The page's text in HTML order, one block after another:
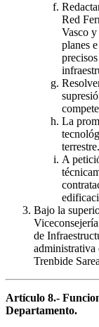
Red
Vasco
planes
La
terrestre.
A
Bajo la
de
administrativa
Trenbide
Artículo 8.-
Departamento.